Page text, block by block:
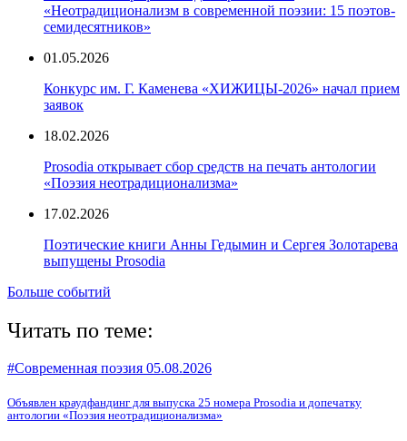
«Неотрадиционализм в современной поэзии: 15 поэтов-
семидесятников»
01.05.2026
Конкурс им. Г. Каменева «ХИЖИЦЫ-2026» начал прием
заявок
18.02.2026
Prosodia открывает сбор средств на печать антологии
«Поэзия неотрадиционализма»
17.02.2026
Поэтические книги Анны Гедымин и Сергея Золотарева
выпущены Prosodia
Больше событий
Читать по теме:
#Современная поэзия 05.08.2026
Объявлен краудфандинг для выпуска 25 номера Prosodia и допечатку
антологии «Поэзия неотрадиционализма»